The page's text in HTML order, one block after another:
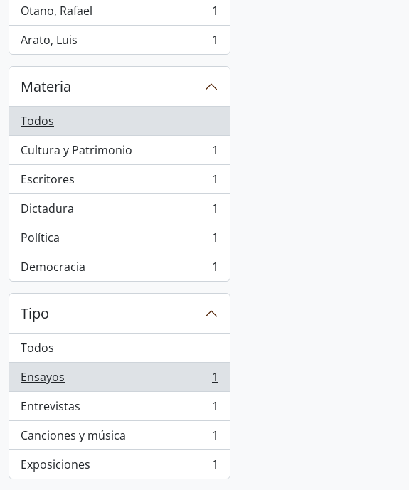
Otano, Rafael
, 1 resultados
1
Arato, Luis
, 1 resultados 1
Materia
Todos
Cultura y Patrimonio
, 1 resultados
1
Escritores
, 1 resultados
1
Dictadura
, 1 resultados
1
Política
, 1 resultados
1
Democracia
, 1 resultados 1
Tipo
Todos
Ensayos
, 1 resultados
1
Entrevistas
, 1 resultados
1
Canciones y música
, 1 resultados
1
Exposiciones
, 1 resultados 1